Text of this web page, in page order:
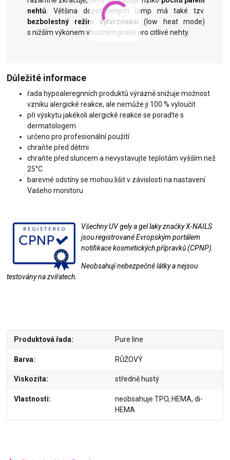
nehtů. Většina doporučených lamp má také tzv.
bezbolestný režim vytvrzování(low heat mode)
s nižším výkonem vhodným právě pro citlivé nehty.
Důležité informace
řada hypoaleregnních produktů výrazně snižuje možnost
vzniku alergické reakce, ale nemůže ji 100 % vyloučit
při výskytu jakékoli alergické reakce se poraďte s
dermatologem
určeno pro profesionální použití
chraňte před dětmi
chraňte před sluncem a nevystavujte teplotám vyšším než
25°C
barevné odstíny se mohou lišit v závislosti na nastavení
Vašeho monitoru
Všechny UV gely a gel laky značky X-NAILS
jsou registrované Evropským portálem
notifikace kosmetických přípravků (CPNP).
Neobsahují nebezpečné látky a nejsou
testovány na zvířatech.
Produktová řada Pure line
Barva RŮŽOVÝ
Viskozita středně hustý
Vlastnosti
neobsahuje TPO, HEMA, di-
HEMA